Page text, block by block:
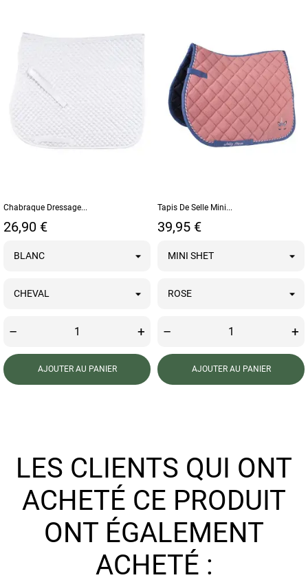
Chabraque Dressage...
Prix
26,90 €
– +
AJOUTER AU PANIER
Tapis De Selle Mini...
Prix
39,95 €
– +
AJOUTER AU PANIER
LES CLIENTS QUI ONT
ACHETÉ CE PRODUIT
ONT ÉGALEMENT
ACHETÉ :